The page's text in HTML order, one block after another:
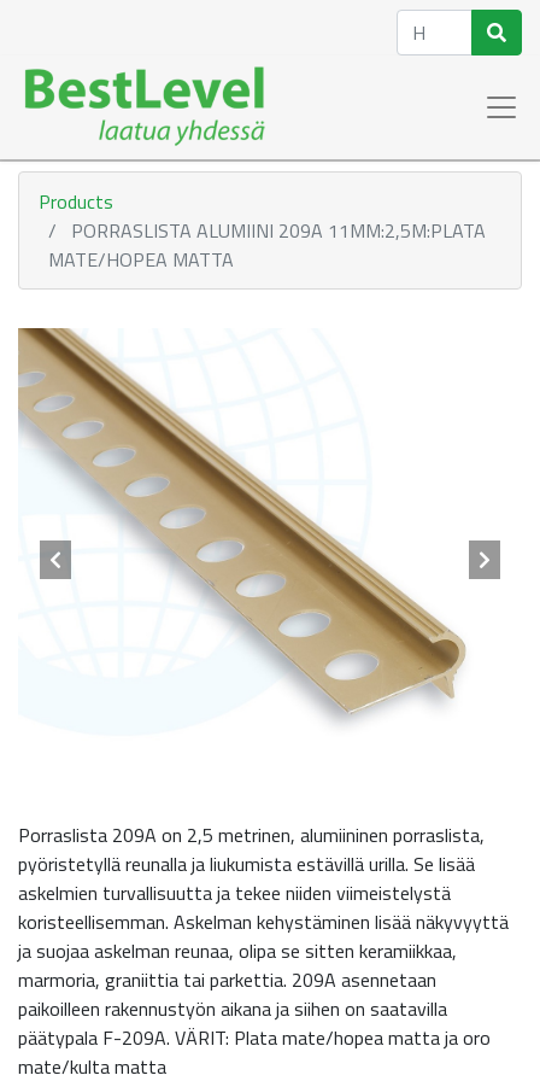
Products
PORRASLISTA ALUMIINI 209A 11MM:2,5M:PLATA
MATE/HOPEA MATTA
Porraslista 209A on 2,5 metrinen, alumiininen porraslista,
pyöristetyllä reunalla ja liukumista estävillä urilla. Se lisää
askelmien turvallisuutta ja tekee niiden viimeistelystä
koristeellisemman. Askelman kehystäminen lisää näkyvyyttä
ja suojaa askelman reunaa, olipa se sitten keramiikkaa,
marmoria, graniittia tai parkettia. 209A asennetaan
paikoilleen rakennustyön aikana ja siihen on saatavilla
päätypala F-209A. VÄRIT: Plata mate/hopea matta ja oro
mate/kulta matta